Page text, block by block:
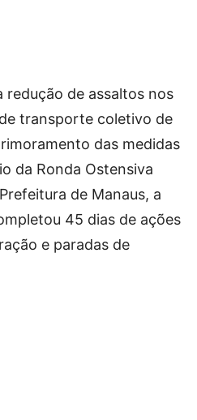
redução de assaltos nos
transporte coletivo de
das medidas
da Ronda Ostensiva
de Manaus, a
45 dias de ações
e paradas de